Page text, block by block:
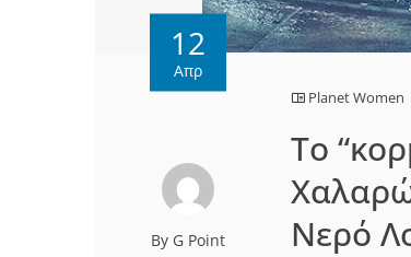
12
Απρ
By G Point
Planet Women
Το
Νερό